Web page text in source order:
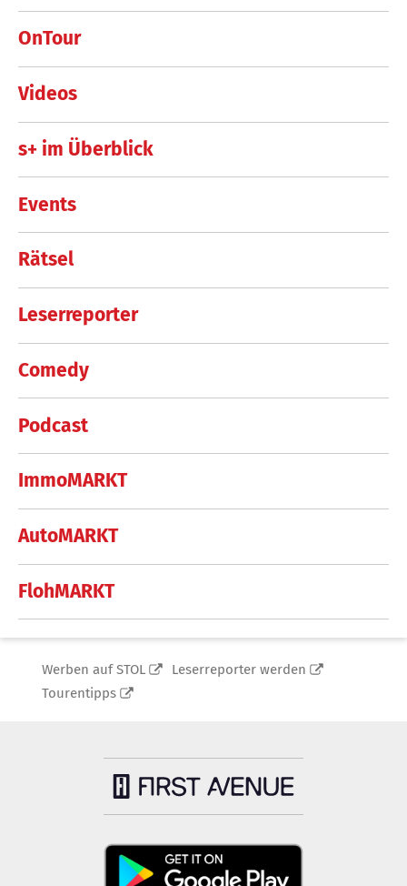
OnTour
Videos
s+ im Überblick
Events
Rätsel
Leserreporter
Comedy
Podcast
ImmoMARKT
AutoMARKT
FlohMARKT
Werben auf STOL
Leserreporter werden
Tourentipps